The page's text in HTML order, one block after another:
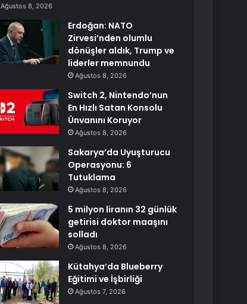
Ağustos 8, 2026
Erdoğan: NATO
Zirvesi’nden olumlu
dönüşler aldık, Trump ve
liderler memnundu
Ağustos 8, 2026
Switch 2, Nintendo’nun
En Hızlı Satan Konsolu
Ünvanını Koruyor
Ağustos 8, 2026
Sakarya’da Uyuşturucu
Operasyonu: 6
Tutuklama
Ağustos 8, 2026
5 milyon liranın 32 günlük
getirisi doktor maaşını
solladı
Ağustos 8, 2026
Kütahya’da Blueberry
Eğitimi ve İşbirliği
Ağustos 7, 2026